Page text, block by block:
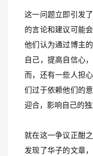
这一问题立即引发
的言论和建议可能
他们认为通过博主
自己，提高自信心
而，还有一些人担
们过于依赖他们的
迎合，影响自己的独
就在这一争议正酣
发现了华子的文章